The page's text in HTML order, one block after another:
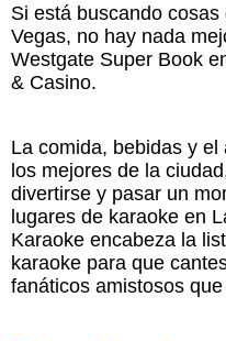
Si está buscando
Vegas, no hay nada
Westgate Super Book
& Casino.
La comida, bebidas y
los mejores de la
divertirse y pasar un
lugares de karaoke en
Karaoke encabeza la
karaoke para que
fanáticos amistosos